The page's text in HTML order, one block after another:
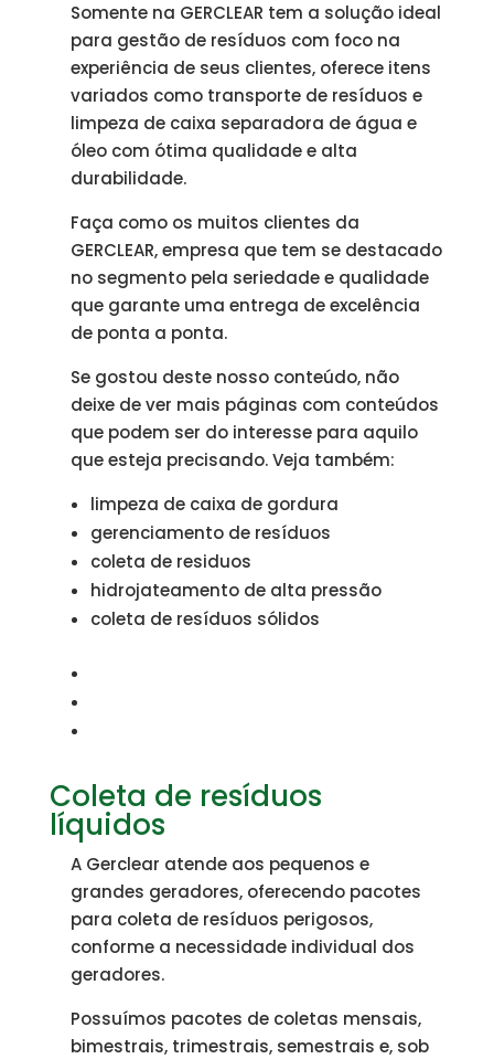
Somente na GERCLEAR tem a solução ideal
para gestão de resíduos com foco na
experiência de seus clientes, oferece itens
variados como transporte de resíduos e
limpeza de caixa separadora de água e
óleo com ótima qualidade e alta
durabilidade.
Faça como os muitos clientes da
GERCLEAR, empresa que tem se destacado
no segmento pela seriedade e qualidade
que garante uma entrega de excelência
de ponta a ponta.
Se gostou deste nosso conteúdo, não
deixe de ver mais páginas com conteúdos
que podem ser do interesse para aquilo
que esteja precisando. Veja também:
limpeza de caixa de gordura
gerenciamento de resíduos
coleta de residuos
hidrojateamento de alta pressão
coleta de resíduos sólidos
Coleta de resíduos
líquidos
A Gerclear atende aos pequenos e
grandes geradores, oferecendo pacotes
para coleta de resíduos perigosos,
conforme a necessidade individual dos
geradores.
Possuímos pacotes de coletas mensais,
bimestrais, trimestrais, semestrais e, sob